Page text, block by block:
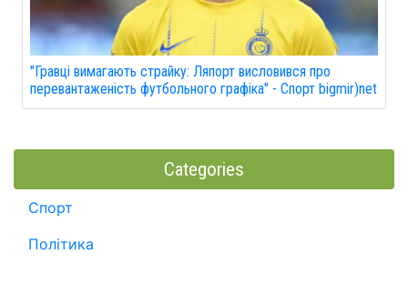
"Гравці вимагають страйку: Ляпорт висловився про
перевантаженість футбольного графіка" - Спорт bigmir)net
Categories
Спорт
Політика